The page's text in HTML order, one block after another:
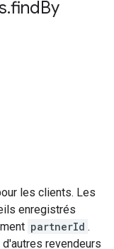
.findBy
les clients. Les
enregistrés
partnerId .
revendeurs